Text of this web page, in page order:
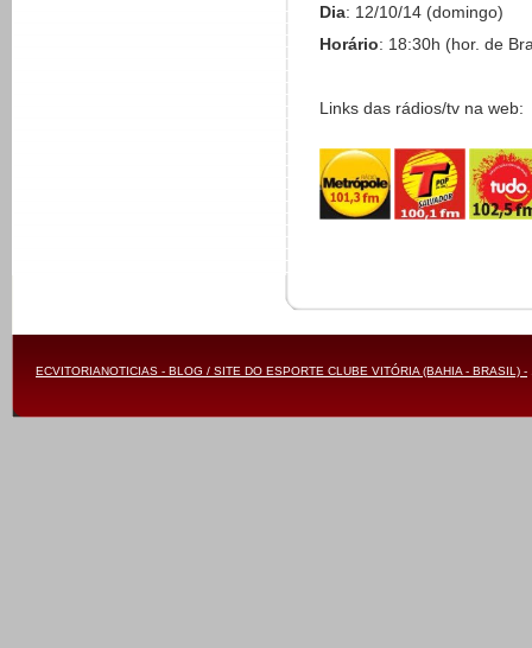
Dia: 12/10/14 (domingo)
Horário: 18:30h (hor. de
Links das rádios/tv na web:
ECVITORIANOTICIAS - BLOG / SITE DO ESPORTE CLUBE VITÓRIA (BAHIA - BRASIL) -